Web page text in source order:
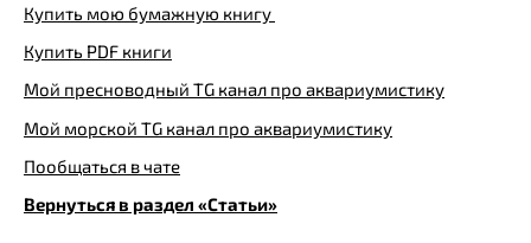
Купить мою бумажную книгу
Купить PDF книги
Мой пресноводный TG канал про аквариумистику
Мой морской TG канал про аквариумистику
Пообщаться в чате
Вернуться в раздел «Статьи»